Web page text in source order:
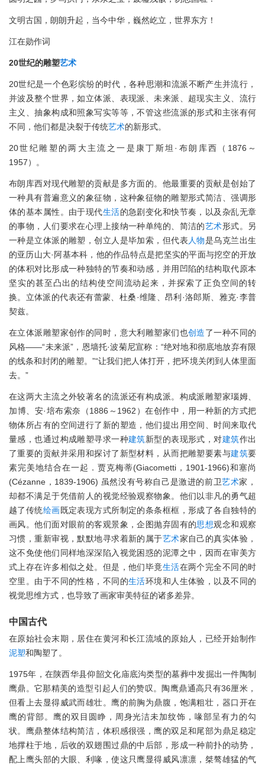
文明古国，朗朗升起，当今中华，巍然屹立，世界东方！
江在勋作词
20世纪的雕塑艺术
20世纪是一个色彩缤纷的时代，各种思潮和流派不断产生并流行，
并波及整个世界，如立体派、表现派、未来派、超现实主义、流行
主义、抽象构成和照象写实等等，不管这些流派的形式和主张有何
不同，他们都是决裂于传统艺术的新形式。
20世纪雕塑的两大主流之一是康丁斯坦·布朗库西（1876～
1957）。
布朗库西对现代雕塑的贡献是多方面的。他最重要的贡献是创始了
一种具有普遍意义的象征物，这种象征物的雕塑形式简洁、强调形
体的基本属性。由于现代生活的急剧变化和快节奏，以及杂乱无章
的事物，人们要求在心理上接纳一种单纯的、简洁的艺术形式。另
一种是立体派的雕塑，创立人是毕加索，但代表 人物是乌克兰出生
的亚历山大·阿基本科，他的作品特点是把坚实的平面与挖空的开放
的体积对比形成一种独特的节奏和动感，并用凹陷的结构取代原本
坚实的甚至凸出的结构使空间流动起来，并探索了正负空间的转
换。立体派的代表还有蕾蒙、杜桑·维隆、昂利·洛郎斯、雅克·李普
契兹。
在立体派雕塑家创作的同时，意大利雕塑家们也创造了一种不同的
风格——“未来派”，恩墙托·波菊尼宣称：“绝对地和彻底地放弃有限
的线条和封闭的雕塑。”“让我们把人体打开，把环境关闭到人体里面
去。”
在这两大主流之外较著名的流派还有构成派。构成派雕塑家瑙姆、
加博、安·培布索奈（1886～1962）在创作中，用一种新的方式把
物体所占有的空间进行了新的塑造，他们提出用空间、时间来取代
量感，也通过构成雕塑寻求一种建筑新型的表现形式，对建筑作出
了重要的贡献并采用和探讨了新型材料，从而把雕塑要素与建筑要
素完美地结合在一起．贾克梅蒂(Giacometti，1901-1966)和塞尚
(Cézanne，1839-1906) 虽然没有号称自己是激进的前卫艺术家，
却都不满足于凭借前人的视觉经验观察物象。他们以非凡的勇气超
越了传统绘画既定表现方式所制定的条条框框，形成了各自独特的
画风。他们面对眼前的客观景象，企图抛弃固有的思想观念和观察
习惯，重新审视，默默地寻求着新的属于艺术家自己的真实体验，
这不免使他们同样地深深陷入视觉困惑的泥潭之中，因而在审美方
式上存在许多相似之处。但是，他们毕竟生活在两个完全不同的时
空里。由于不同的性格，不同的生活环境和人生体验，以及不同的
视觉思维方式，也导致了画家审美特征的诸多差异。
中国古代
在原始社会末期，居住在黄河和长江流域的原始人，已经开始制作
泥塑和陶塑了。
1975年，在陕西华县仰韶文化庙底沟类型的墓葬中发掘出一件陶制
鹰鼎。它那精美的造型引起人们的赞叹。陶鹰鼎通高只有36厘米，
但看上去显得威武而雄壮。鹰的前胸为鼎腹，饱满粗壮，器口开在
鹰的背部。鹰的双目圆睁，周身光洁未加纹饰，喙部呈有力的勾
状。鹰鼎整体结构简洁，体积感很强，鹰的双足和尾部为鼎足稳定
地撑柱于地，后收的双翅围过鼎的中后部，形成一种前扑的动势，
配上鹰头部的大眼、利喙，使这只鹰显得威风凛凛，桀骜雄猛的气